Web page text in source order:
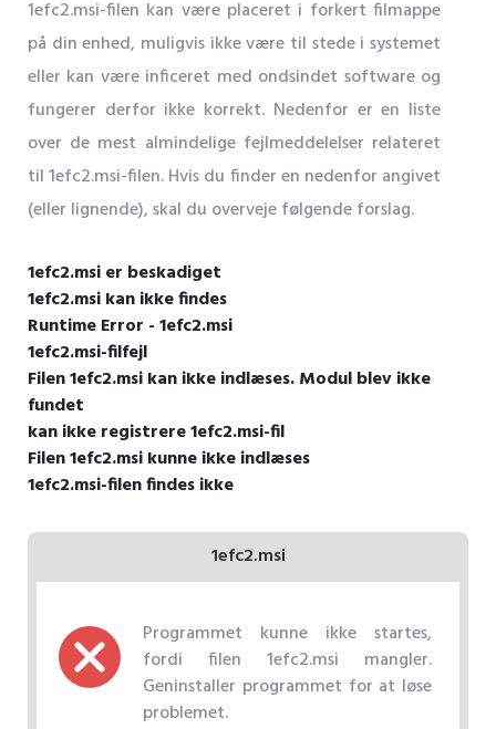
1efc2.msi-filen kan være placeret i forkert filmappe
på din enhed, muligvis ikke være til stede i systemet
eller kan være inficeret med ondsindet software og
fungerer derfor ikke korrekt. Nedenfor er en liste
over de mest almindelige fejlmeddelelser relateret
til 1efc2.msi-filen. Hvis du finder en nedenfor angivet
(eller lignende), skal du overveje følgende forslag.
1efc2.msi er beskadiget
1efc2.msi kan ikke findes
Runtime Error - 1efc2.msi
1efc2.msi-filfejl
Filen 1efc2.msi kan ikke indlæses. Modul blev ikke
fundet
kan ikke registrere 1efc2.msi-fil
Filen 1efc2.msi kunne ikke indlæses
1efc2.msi-filen findes ikke
1efc2.msi
Programmet kunne ikke startes,
fordi filen 1efc2.msi mangler.
Geninstaller programmet for at løse
problemet.